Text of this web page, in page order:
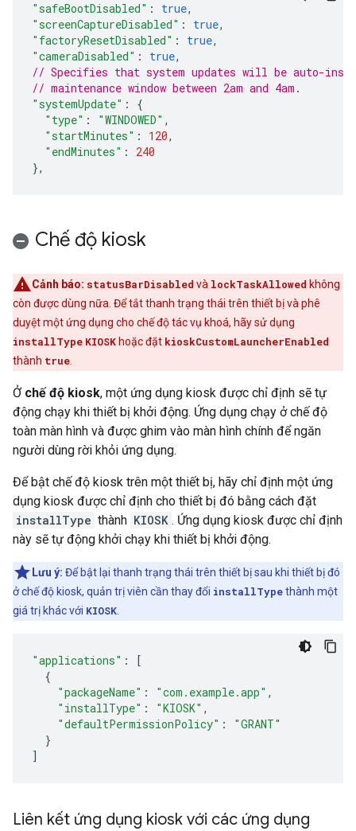
"safeBootDisabled" : true,
"screenCaptureDisabled" : true,
"factoryResetDisabled" : true,
"cameraDisabled" : true,
// Specifies that system updates will be auto-
// maintenance window between 2am and 4am.
"systemUpdate" :
{
"type" : "WINDOWED" ,
"startMinutes" : 120,
"endMinutes" :
240
},
Chế độ kiosk
Cảnh báo: statusBarDisabled và lockTaskAllowed không
còn được dùng nữa. Để tắt thanh trạng thái trên thiết bị và phê
duyệt một ứng dụng cho chế độ tác vụ khoá, hãy sử dụng
installType KIOSK hoặc đặt kioskCustomLauncherEnabled
thành true
Ở chế độ kiosk, một ứng dụng kiosk được chỉ định sẽ tự
động chạy khi thiết bị khởi động. Ứng dụng chạy ở chế độ
toàn màn hình và được ghim vào màn hình chính để ngăn
người dùng rời khỏi ứng dụng.
Để bật chế độ kiosk trên một thiết bị, hãy chỉ định một ứng
dụng kiosk được chỉ định cho thiết bị đó bằng cách đặt
installType thành KIOSK . Ứng dụng kiosk được chỉ định
này sẽ tự động khởi chạy khi thiết bị khởi động.
Lưu ý: Để bật lại thanh trạng thái trên thiết bị sau khi thiết bị đó
ở chế độ kiosk, quản trị viên cần thay đổi installTypethành một
giá trị khác với KIOSK
"applications" :
[
{
"packageName" : "com.example.app" ,
"installType" : "KIOSK" ,
"defaultPermissionPolicy" :
"GRANT"
}
]
Liên kết ứng dụng kiosk với các ứng dụng